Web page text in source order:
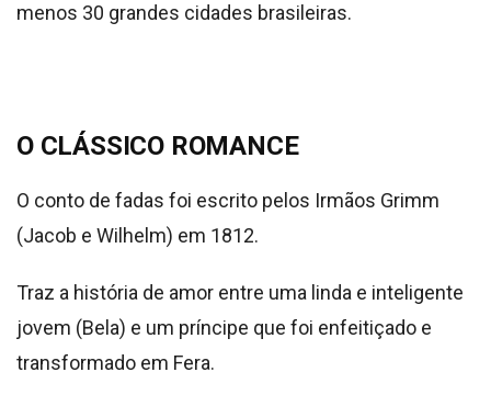
menos 30 grandes cidades brasileiras.
O CLÁSSICO ROMANCE
O conto de fadas foi escrito pelos Irmãos Grimm
(Jacob e Wilhelm) em 1812.
Traz a história de amor entre uma linda e inteligente
jovem (Bela) e um príncipe que foi enfeitiçado e
transformado em Fera.